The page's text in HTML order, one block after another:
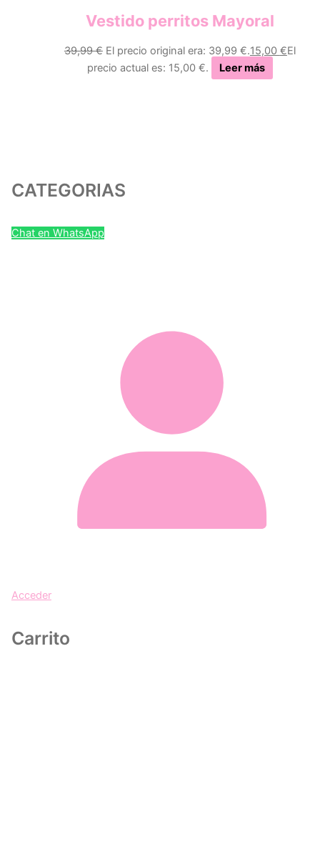
CATEGORIAS
Chat en WhatsApp
Acceder
Carrito
Vestido perritos Mayoral
39,99€ El precio original era: 39,99 €.15,00 €El
precio actual es: 15,00 €.
Leer más